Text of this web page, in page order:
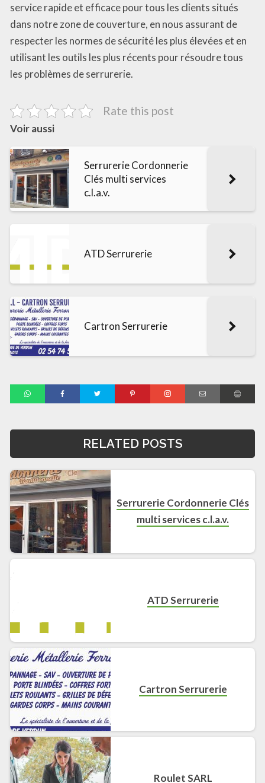
service rapide et efficace pour tous les clients situés
dans notre zone de couverture, en nous assurant de
respecter les normes de sécurité les plus élevées et en
utilisant les outils les plus récents pour résoudre tous
les problèmes de serrurerie.
Rate this post
Voir aussi
Serrurerie Cordonnerie
Clés multi services
c.l.a.v.
ATD Serrurerie
Cartron Serrurerie
RELATED POSTS
Serrurerie Cordonnerie Clés
multi services c.l.a.v.
ATD Serrurerie
Cartron Serrurerie
Roulet SARL